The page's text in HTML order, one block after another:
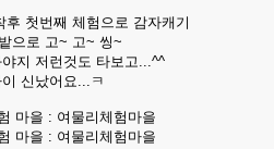
후 첫번째 체험으로 감자캐기
으로 고~ 고~ 씽~
지 저런것도 타보고...^^
신났어요...ㅋ